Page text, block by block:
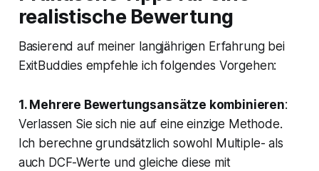
realistische Bewertung
Basierend auf meiner langjährigen Erfahrung bei
ExitBuddies empfehle ich folgendes Vorgehen:
1. Mehrere Bewertungsansätze kombinieren:
Verlassen Sie sich nie auf eine einzige Methode.
Ich berechne grundsätzlich sowohl Multiple- als
auch DCF-Werte und gleiche diese mit